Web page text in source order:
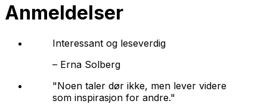
Anmeldelser
Interessant og leseverdig
– Erna Solberg
"Noen taler dør ikke, men lever videre
som inspirasjon for andre."